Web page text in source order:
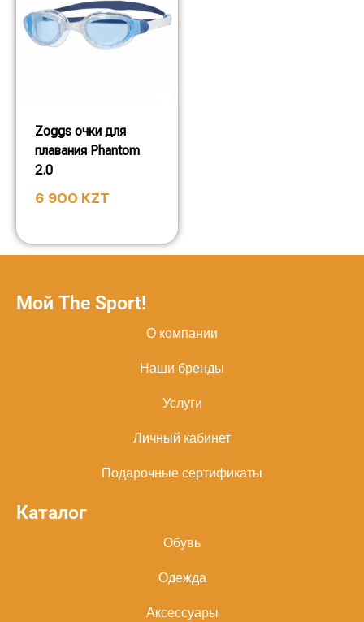
Zoggs очки для
плавания Phantom
2.0
6 900 KZT
Мой The Sport!
О компании
Наши бренды
Услуги
Личный кабинет
Подарочные сертификаты
Каталог
Обувь
Одежда
Аксессуары